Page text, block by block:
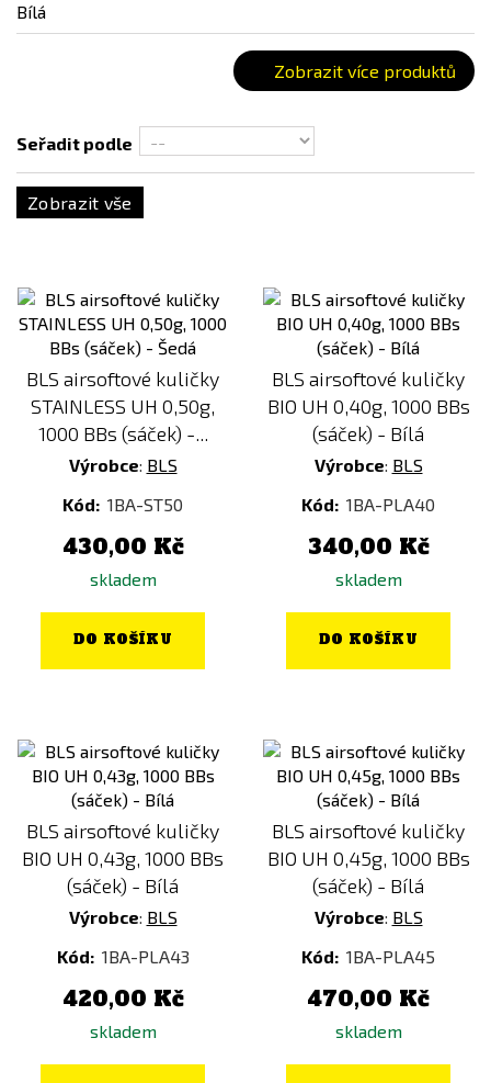
Zobrazit více produktů
Seřadit podle
Zobrazit vše
BLS airsoftové kuličky
STAINLESS UH 0,50g,
1000 BBs (sáček) -...
Výrobce: BLS
Kód: 1BA-ST50
430,00 Kč
skladem
DO KOŠÍKU
BLS airsoftové kuličky
BIO UH 0,40g, 1000 BBs
(sáček) - Bílá
Výrobce: BLS
Kód: 1BA-PLA40
340,00 Kč
skladem
DO KOŠÍKU
BLS airsoftové kuličky
BIO UH 0,43g, 1000 BBs
(sáček) - Bílá
Výrobce: BLS
Kód: 1BA-PLA43
420,00 Kč
skladem
BLS airsoftové kuličky
BIO UH 0,45g, 1000 BBs
(sáček) - Bílá
Výrobce: BLS
Kód: 1BA-PLA45
470,00 Kč
skladem